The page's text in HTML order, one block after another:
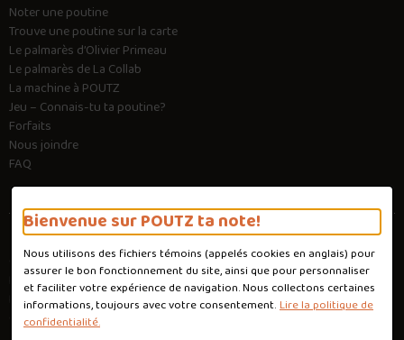
Bienvenue sur POUTZ ta note!
Nous utilisons des fichiers témoins (appelés cookies en anglais) pour
assurer le bon fonctionnement du site, ainsi que pour personnaliser
et faciliter votre expérience de navigation. Nous collectons certaines
informations, toujours avec votre consentement.Lire la politique de
confidentialité.
Noter une poutine
Trouve une poutine sur la carte
Le palmarès d’Olivier Primeau
Le palmarès de La Collab
La machine à POUTZ
Jeu – Connais-tu ta poutine?
Forfaits
Nous joindre
FAQ
Conditions d'utilisation
Politique de confidentialité
Personnaliser les cookies
Conception :Ekloweb